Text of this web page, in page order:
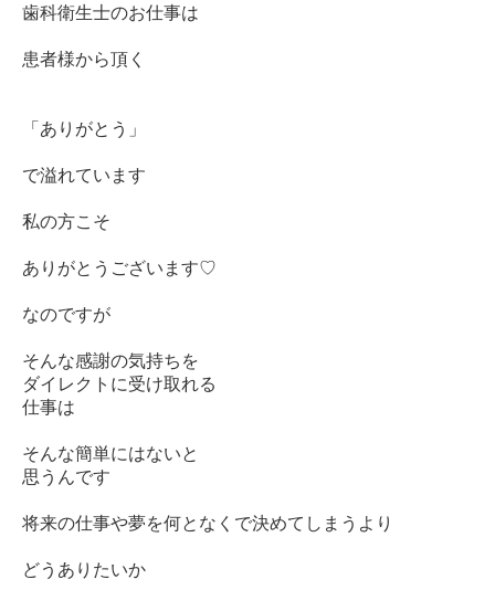
歯科衛生士のお仕事は
患者様から頂く
「ありがとう」
で溢れています
私の方こそ
ありがとうございます♡
なのですが
そんな感謝の気持ちを
ダイレクトに受け取れる
仕事は
そんな簡単にはないと
思うんです
将来の仕事や夢を何となくで決めてしまうより
どうありたいか